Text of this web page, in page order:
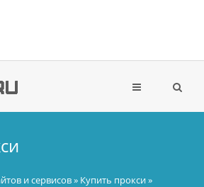
и сервисов» Купить прокси»